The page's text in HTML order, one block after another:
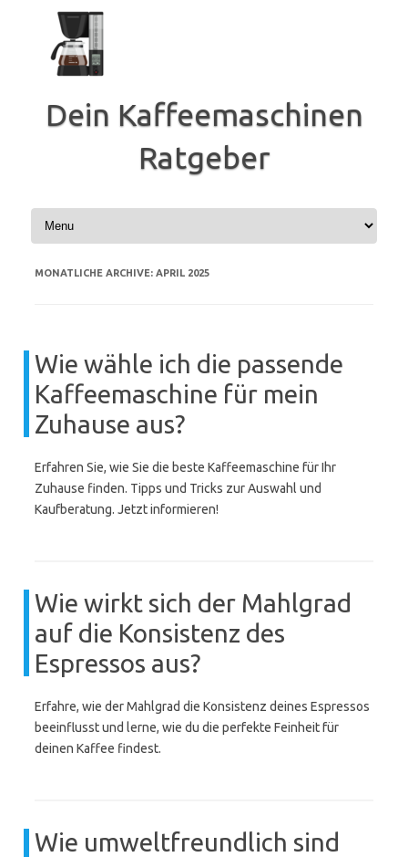
springen
Dein Kaffeemaschinen
Ratgeber
MONATLICHE ARCHIVE: APRIL 2025
Wie wähle ich die passende
Kaffeemaschine für mein
Zuhause aus?
Erfahren Sie, wie Sie die beste Kaffeemaschine für Ihr
Zuhause finden. Tipps und Tricks zur Auswahl und
Kaufberatung. Jetzt informieren!
Wie wirkt sich der Mahlgrad
auf die Konsistenz des
Espressos aus?
Erfahre, wie der Mahlgrad die Konsistenz deines Espressos
beeinflusst und lerne, wie du die perfekte Feinheit für
deinen Kaffee findest.
Wie umweltfreundlich sind